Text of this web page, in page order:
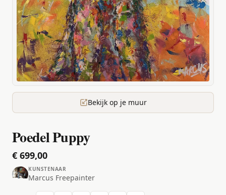
Bekijk op je muur
Poedel Puppy
€ 699,00
KUNSTENAAR
Marcus Freepainter